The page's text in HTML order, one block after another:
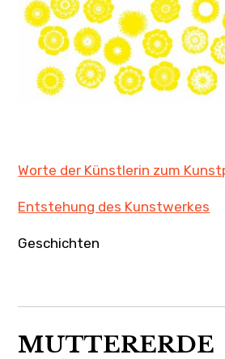
Worte der Künstlerin zum
Entstehung des Kunstwerkes
Geschichten
MUTTERERDE